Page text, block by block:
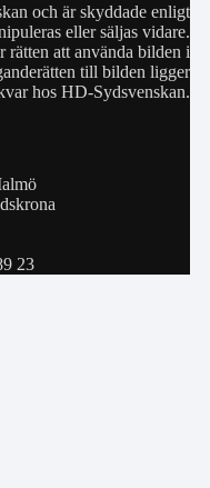
och är skyddade enligt
eller säljas vidare.
att använda bilden i
till bilden ligger
hos HD-Sydsvenskan.
23